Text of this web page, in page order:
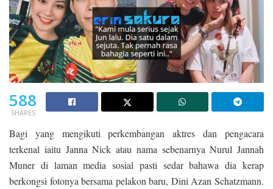
588
SHARES
Bagi yang mengikuti perkembangan aktres dan pengacara
terkenal iaitu Janna Nick atau nama sebenarnya Nurul Jannah
Muner di laman media sosial pasti sedar bahawa dia kerap
berkongsi fotonya bersama pelakon baru, Dini Azan Schatzmann.